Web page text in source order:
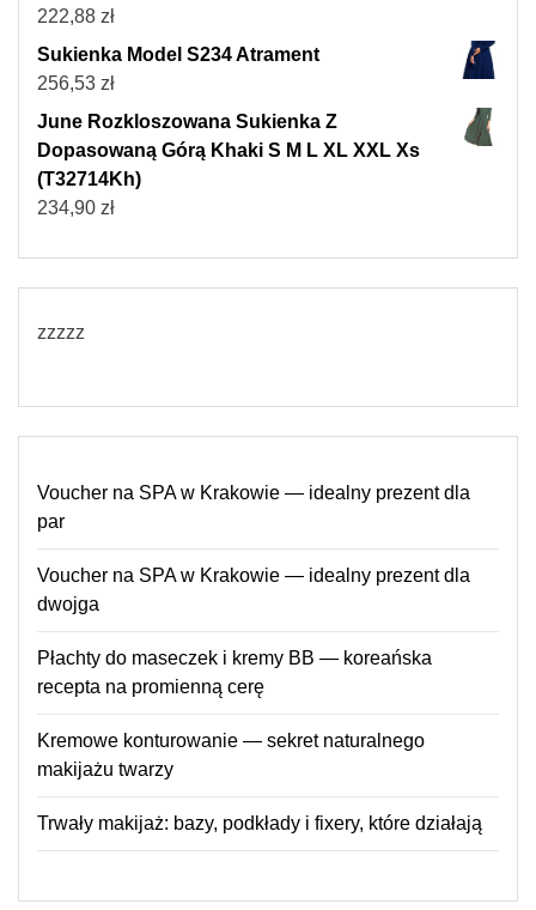
222,88 zł
Sukienka Model S234 Atrament
256,53 zł
June Rozkloszowana Sukienka Z
Dopasowaną Górą Khaki S M L XL XXL Xs
(T32714Kh)
234,90 zł
zzzzz
Voucher na SPA w Krakowie — idealny prezent dla
par
Voucher na SPA w Krakowie — idealny prezent dla
dwojga
Płachty do maseczek i kremy BB — koreańska
recepta na promienną cerę
Kremowe konturowanie — sekret naturalnego
makijażu twarzy
Trwały makijaż: bazy, podkłady i fixery, które działają